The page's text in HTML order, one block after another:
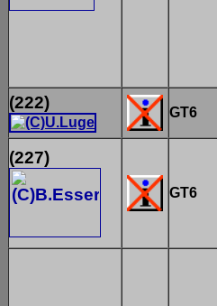
(222)
GT6
(227)
GT6